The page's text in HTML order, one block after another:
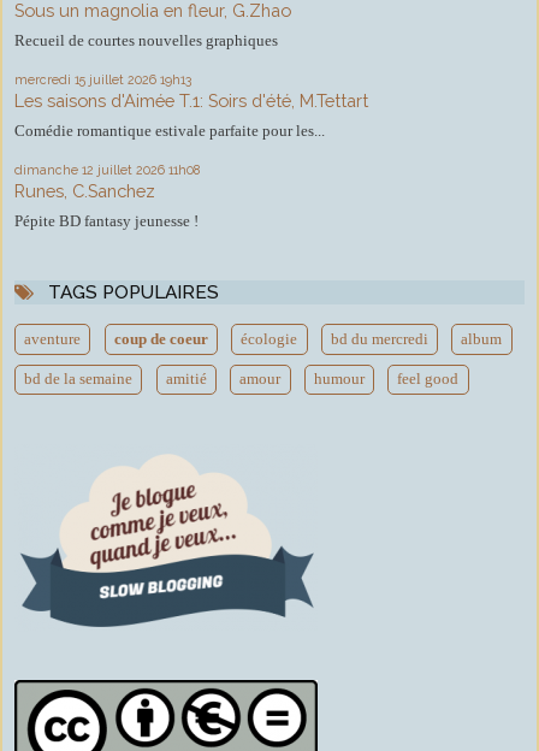
Sous un magnolia en fleur, G.Zhao
Recueil de courtes nouvelles graphiques
mercredi 15 juillet 2026 19h13
Les saisons d'Aimée T.1: Soirs d'été, M.Tettart
Comédie romantique estivale parfaite pour les...
dimanche 12 juillet 2026 11h08
Runes, C.Sanchez
Pépite BD fantasy jeunesse !
TAGS POPULAIRES
aventure coup de coeur écologie bd du mercredi album
bd de la semaine amitié amour humour feel good